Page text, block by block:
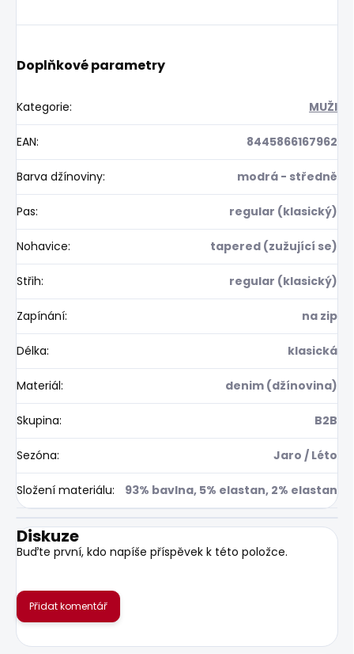
Doplňkové parametry
Kategorie: MUŽI
EAN: 8445866167962
Barva džínoviny: modrá - středně
Pas: regular (klasický)
Nohavice: tapered (zužující se)
Střih: regular (klasický)
Zapínání: na zip
Délka: klasická
Materiál: denim (džínovina)
Skupina: B2B
Sezóna: Jaro / Léto
Složení materiálu: 93% bavlna, 5% elastan, 2% elastan
Diskuze
Buďte první, kdo napíše příspěvek k této položce.
Přidat komentář